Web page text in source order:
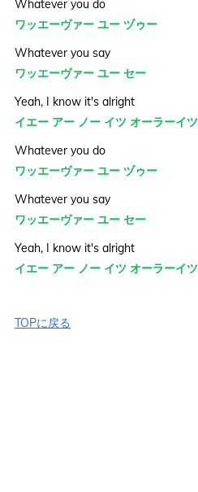
Whatever you do
ワッエーヴァー ユー ヅゥー
Whatever you say
ワッエーヴァー ユー セー
Yeah, I know it's alright
イエー アー ノー イツ オーラーイツ
Whatever you do
ワッエーヴァー ユー ヅゥー
Whatever you say
ワッエーヴァー ユー セー
Yeah, I know it's alright
イエー アー ノー イツ オーラーイツ
TOPに戻る